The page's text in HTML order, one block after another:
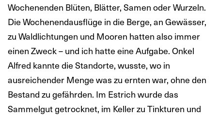
Wochenenden Blüten, Blätter, Samen oder Wurzeln.
Die Wochenendausflüge in die Berge, an Gewässer,
zu Waldlichtungen und Mooren hatten also immer
einen Zweck – und ich hatte eine Aufgabe. Onkel
Alfred kannte die Standorte, wusste, wo in
ausreichender Menge was zu ernten war, ohne den
Bestand zu gefährden. Im Estrich wurde das
Sammelgut getrocknet, im Keller zu Tinkturen und